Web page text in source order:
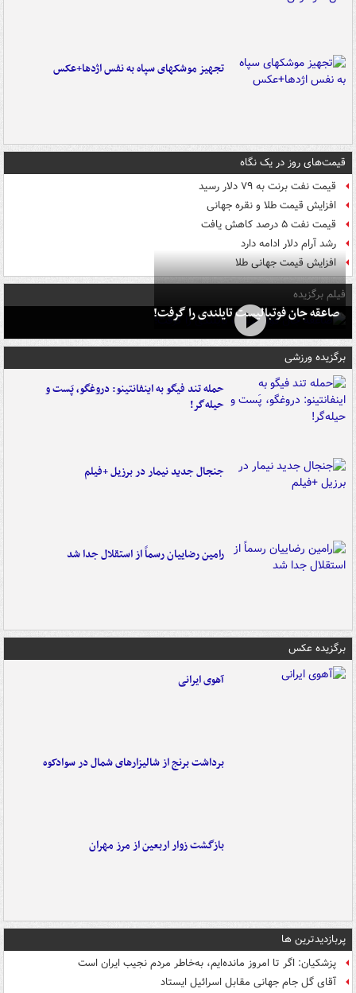
تجهیز موشکهای سپاه به نفس اژدها+عکس
قیمت‌های روز در یک نگاه
قیمت نفت برنت به ۷۹ دلار رسید
افزایش قیمت طلا و نقره جهانی
قیمت نفت ۵ درصد کاهش یافت
رشد آرام دلار ادامه دارد
افزایش قیمت جهانی طلا
فیلم برگزیده
صاعقه جان فوتبالیست تایلندی را گرفت!
برگزیده ورزشی
حمله تند فیگو به اینفانتینو: دروغگو، پَست‌ و
حیله‌گر!
جنجال جدید نیمار در برزیل +فیلم
رامین رضاییان رسماً از استقلال جدا شد
برگزیده عکس
آهوی ایرانی
برداشت برنج از شالیزارهای شمال در سوادکوه
بازگشت زوار اربعین از مرز مهران
پربازدیدترین ها
پزشکیان: اگر تا امروز مانده‌ایم، به‌خاطر مردم نجیب ایران است
آقای گل جام جهانی مقابل اسرائیل ایستاد